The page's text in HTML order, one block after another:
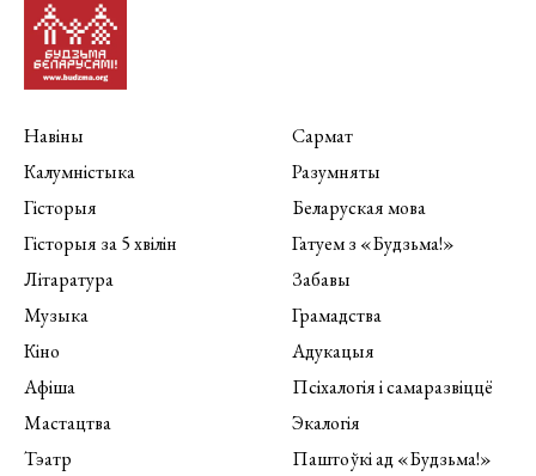
Навіны
Калумністыка
Гісторыя
Гісторыя за 5 хвілін
Літаратура
Музыка
Кіно
Афіша
Мастацтва
Тэатр
Сармат
Разумняты
Беларуская мова
Гатуем з «Будзьма!»
Забавы
Грамадства
Адукацыя
Псіхалогія і самаразвіццё
Экалогія
Паштоўкі ад «Будзьма!»